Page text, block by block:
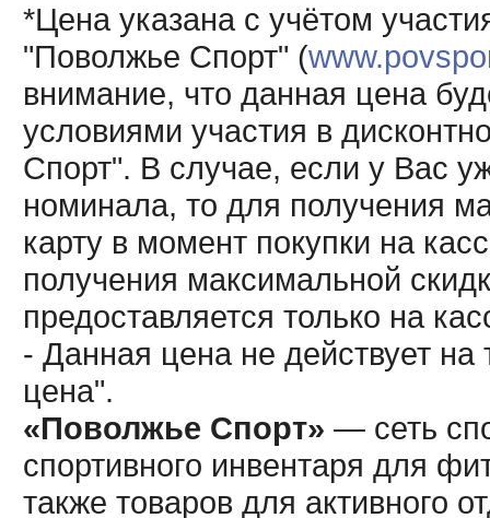
*Цена указана с учётом
"Поволжье Спорт" (
внимание, что данная цена
условиями участия в
Спорт". В случае, если у Вас
номинала, то для получения
карту в момент покупки на
получения максимальной
предоставляется только на
- Данная цена не действует
цена".
«Поволжье Спорт» — сеть
спортивного инвентаря для
также товаров для активного